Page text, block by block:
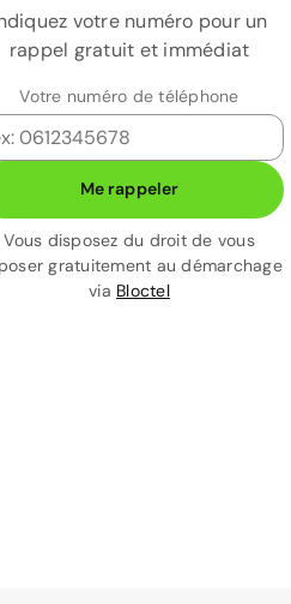
votre numéro pour un
rappel gratuit et immédiat
Votre numéro de téléphone
Me rappeler
Vous disposez du droit de vous
gratuitement au démarchage
via Bloctel